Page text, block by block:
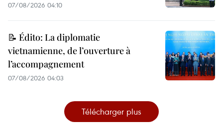
07/08/2026 04:10
📝 Édito: La diplomatie
vietnamienne, de l’ouverture à
l’accompagnement
07/08/2026 04:03
Télécharger plus